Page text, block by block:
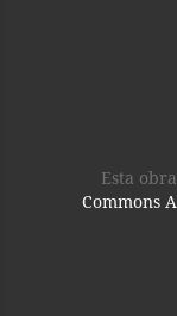
Esta
Commons